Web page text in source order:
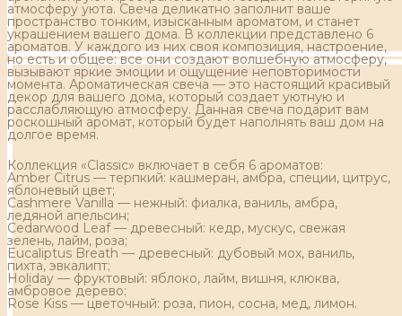
атмосферу уюта. Свеча деликатно заполнит ваше
пространство тонким, изысканным ароматом, и станет
украшением вашего дома. В коллекции представлено 6
ароматов. У каждого из них своя композиция, настроение,
но есть и общее: все они создают волшебную атмосферу,
вызывают яркие эмоции и ощущение неповторимости
момента. Ароматическая свеча — это настоящий красивый
декор для вашего дома, который создает уютную и
расслабляющую атмосферу. Данная свеча подарит вам
роскошный аромат, который будет наполнять ваш дом на
долгое время.
Коллекция «Classic» включает в себя 6 ароматов:
Amber Citrus — терпкий: кашмеран, амбра, специи, цитрус,
яблоневый цвет;
Cashmere Vanilla — нежный: фиалка, ваниль, амбра,
ледяной апельсин;
Cedarwood Leaf — древесный: кедр, мускус, свежая
зелень, лайм, роза;
Eucaliptus Breath — древесный: дубовый мох, ваниль,
пихта, эвкалипт;
Holiday — фруктовый: яблоко, лайм, вишня, клюква,
амбровое дерево;
Rose Kiss — цветочный: роза, пион, сосна, мед, лимон.